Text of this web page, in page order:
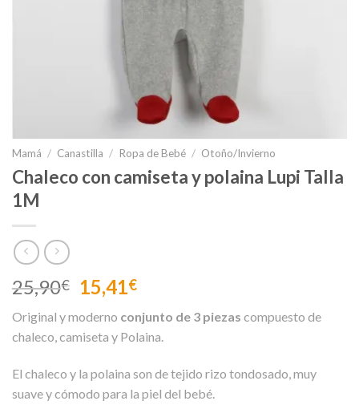
Mamá / Canastilla / Ropa de Bebé / Otoño/Invierno
Chaleco con camiseta y polaina Lupi Talla
1M
25,90€
El
precio
original
era:
15,41€El
actual
es:
Original y moderno conjunto de 3 piezas compuesto de
chaleco, camiseta y Polaina.
El chaleco y la polaina son de tejido rizo tondosado, muy
suave y cómodo para la piel del bebé.